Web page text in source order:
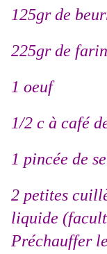
125gr de
225gr de
1 oeuf
1/2 c à café
1 pincée de
2 petites
liquide
Préchauffer